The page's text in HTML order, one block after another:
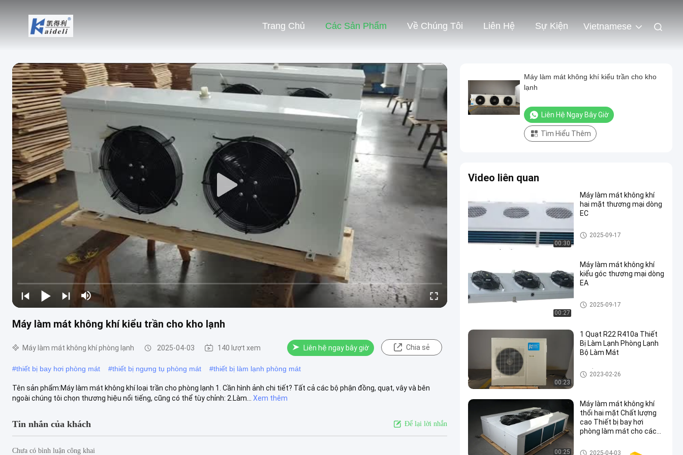
Trang Chủ Các Sản Phẩm Về Chúng Tôi Liên Hệ Sự Kiện Vietnamese
Máy làm mát không khí kiểu trần cho kho lạnh
Máy làm mát không khí phòng lạnh 2025-04-03 140 lượt xem Liên hệ ngay bây giờ Chia sẻ
#thiết bị bay hơi phòng mát #thiết bị ngưng tụ phòng mát #thiết bị làm lạnh phòng mát
Tên sản phẩm:Máy làm mát không khí loại trần cho phòng lạnh 1. Cần hình ảnh chi tiết? Tất cả các bộ phận đồng, quạt, vây và bên
ngoài chúng tôi chọn thương hiệu nổi tiếng, cũng có thể tùy chỉnh: 2.Làm...
Xem thêm
Tin nhắn của khách Để lại lời nhắn
Chưa có bình luận công khai
Máy làm mát không khí kiểu trần cho kho
lạnh
Liên Hệ Ngay Bây Giờ
Tìm Hiểu Thêm
Video liên quan
00:30
Máy làm mát không khí
hai mặt thương mại dòng
EC
Máy làm mát không khí phòng
lạnh
2025-09-17
00:27
Máy làm mát không khí
kiểu góc thương mại dòng
EA
Máy làm mát không khí phòng
lạnh
2025-09-17
00:23
1 Quạt R22 R410a Thiết
Bị Làm Lạnh Phòng Lạnh
Bộ Làm Mát
Thiết Bị Làm Lạnh Phòng Lạn
h
2023-02-26
00:25
Máy làm mát không khí
thổi hai mặt Chất lượng
cao Thiết bị bay hơi
phòng làm mát cho các
Máy làm mát không khí phòng
2025-04-03